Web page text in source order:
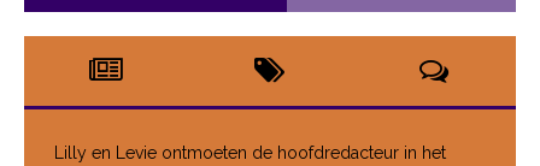
Lilly en Levie ontmoeten de hoofdredacteur in het